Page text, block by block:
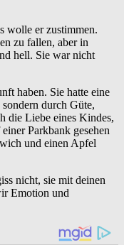
wolle er zustimmen.
zu fallen, aber in
hell. Sie war nicht
haben. Sie hatte eine
durch Güte,
die Liebe eines Kindes,
Parkbank gesehen
und einen Apfel
nicht, sie mit deinen
Emotion und